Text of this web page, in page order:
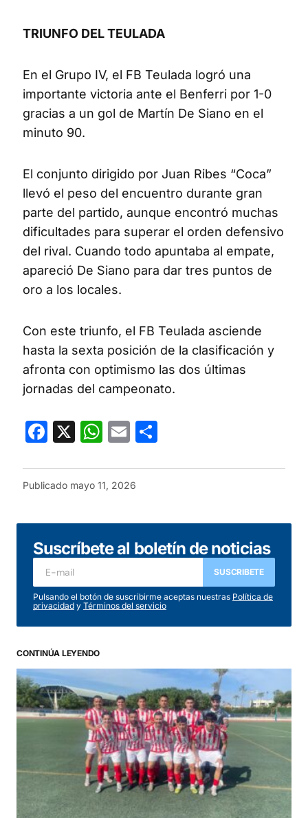
TRIUNFO DEL TEULADA
En el Grupo IV, el FB Teulada logró una
importante victoria ante el Benferri por 1-0
gracias a un gol de Martín De Siano en el
minuto 90.
El conjunto dirigido por Juan Ribes “Coca”
llevó el peso del encuentro durante gran
parte del partido, aunque encontró muchas
dificultades para superar el orden defensivo
del rival. Cuando todo apuntaba al empate,
apareció De Siano para dar tres puntos de
oro a los locales.
Con este triunfo, el FB Teulada asciende
hasta la sexta posición de la clasificación y
afronta con optimismo las dos últimas
jornadas del campeonato.
Facebook
X WhatsApp
Email
Publicado mayo 11, 2026
Suscríbete al boletín de noticias
SUSCRIBETE
Pulsando el botón de suscribirme aceptas nuestras Política de
privacidad y Términos del servicio
CONTINÚA LEYENDO